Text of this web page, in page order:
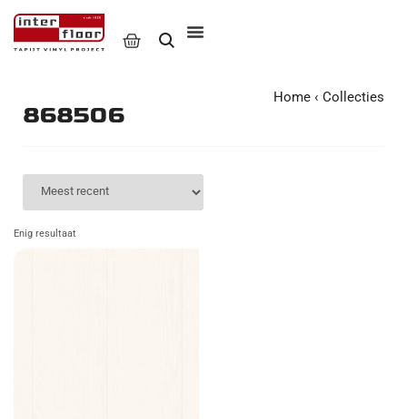
868506
Home ‹ Collecties
Enig resultaat